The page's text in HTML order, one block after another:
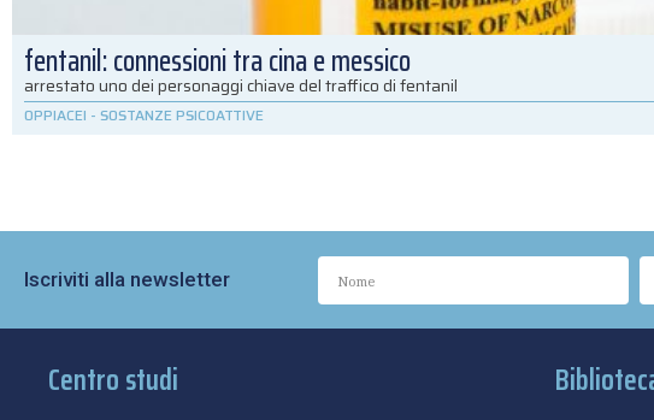
fentanil: connessioni tra cina e messico
arrestato uno dei personaggi chiave del traffico di fentanil
OPPIACEI - SOSTANZE PSICOATTIVE
Iscriviti alla newsletter
Centro studi